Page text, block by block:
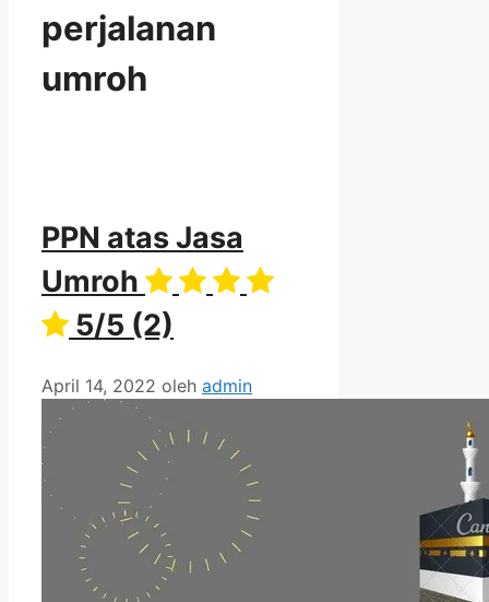
perjalanan
umroh
PPN atas Jasa
Umroh
5/5 (2)
April 14, 2022 oleh admin